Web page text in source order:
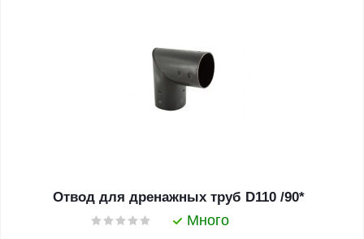
Отвод для дренажных труб D110 /90*
Много